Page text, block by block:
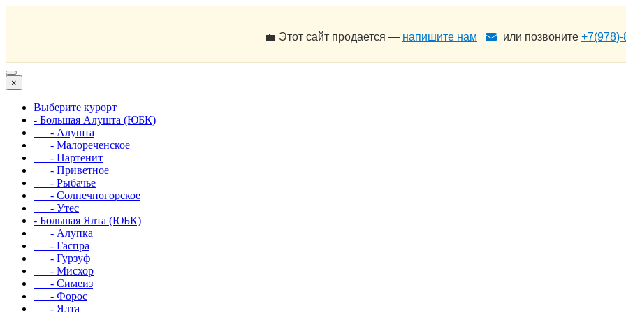
💼 Этот сайт продается — напишите нам или позвоните
×
Выберите курорт
- Большая Алушта (ЮБК)
- Алушта
- Малореченское
- Партенит
- Приветное
- Рыбачье
- Солнечногорское
- Утес
- Большая Ялта (ЮБК)
- Алупка
- Гаспра
- Гурзуф
- Мисхор
- Симеиз
- Форос
- Ялта